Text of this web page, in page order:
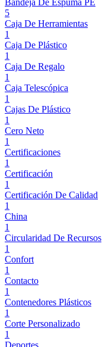
5
Caja De Herramientas
1
Caja De Plástico
1
Caja De Regalo
1
Caja Telescópica
1
Cajas De Plástico
1
Cero Neto
1
Certificaciones
1
Certificación
1
Certificación De Calidad
1
China
1
Circularidad De Recursos
1
Confort
1
Contacto
1
Contenedores Plásticos
1
Corte Personalizado
1
Deportes